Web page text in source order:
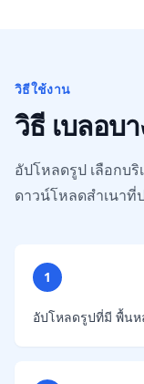
วิธีใช้งาน
วิธี เบลอบ
อัปโหลดรูป เลือกบ
ดาวน์โหลดสำเนาที่
1
อัปโหลดรูปที่มี พื้นห